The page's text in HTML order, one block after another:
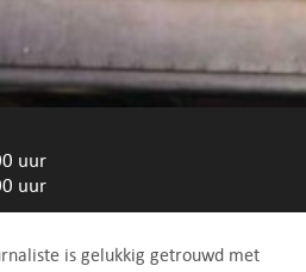
uur
uur
is gelukkig getrouwd met